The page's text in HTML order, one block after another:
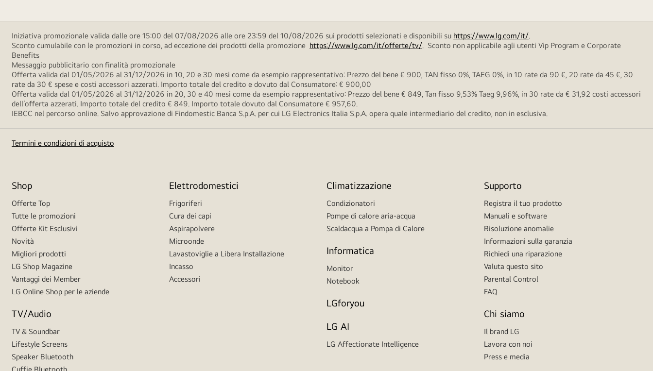
Iniziativa promozionale valida dalle ore 15:00 del 07/08/2026 alle ore 23:59 del 10/08/2026 sui prodotti selezionati e disponibili su https://www.lg.com/it/.
Sconto cumulabile con le promozioni in corso, ad eccezione dei prodotti della promozione https://www.lg.com/it/offerte/tv/. Sconto non applicabile agli utenti Vip Program e Corporate
Benefits
Messaggio pubblicitario con finalità promozionale
Offerta valida dal 01/05/2026 al 31/12/2026 in 10, 20 e 30 mesi come da esempio rappresentativo: Prezzo del bene € 900, TAN fisso 0%, TAEG 0%, in 10 rate da 90 €, 20 rate da 45 €, 30
rate da 30 € spese e costi accessori azzerati. Importo totale del credito e dovuto dal Consumatore: € 900,00
Offerta valida dal 01/05/2026 al 31/12/2026 in 20, 30 e 40 mesi come da esempio rappresentativo: Prezzo del bene € 849, Tan fisso 9,53% Taeg 9,96%, in 30 rate da € 31,92 costi accessori
dell’offerta azzerati. Importo totale del credito € 849. Importo totale dovuto dal Consumatore € 957,60.
IEBCC nel percorso online. Salvo approvazione di Findomestic Banca S.p.A. per cui LG Electronics Italia S.p.A. opera quale intermediario del credito, non in esclusiva.
Termini e condizioni di acquisto
Shop
Offerte Top
Tutte le promozioni
Offerte Kit Esclusivi
Novità
Migliori prodotti
LG Shop Magazine
Vantaggi dei Member
LG Online Shop per le aziende
TV/Audio
TV & Soundbar
Lifestyle Screens
Speaker Bluetooth
Elettrodomestici
Frigoriferi
Cura dei capi
Aspirapolvere
Microonde
Lavastoviglie a Libera Installazione
Incasso
Accessori
Climatizzazione
Condizionatori
Pompe di calore aria-acqua
Scaldacqua a Pompa di Calore
Informatica
Monitor
Notebook
LGforyou
LG AI
LG Affectionate Intelligence
Supporto
Registra il tuo prodotto
Manuali e software
Risoluzione anomalie
Informazioni sulla garanzia
Richiedi una riparazione
Valuta questo sito
Parental Control
FAQ
Chi siamo
Il brand LG
Lavora con noi
Press e media